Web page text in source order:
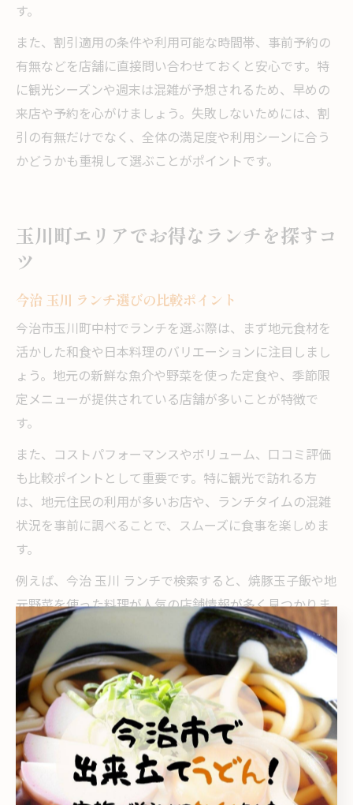
す。
また、割引適用の条件や利用可能な時間帯、事前予約の
有無などを店舗に直接問い合わせておくと安心です。特
に観光シーズンや週末は混雑が予想されるため、早めの
来店や予約を心がけましょう。失敗しないためには、割
引の有無だけでなく、全体の満足度や利用シーンに合う
かどうかも重視して選ぶことがポイントです。
玉川町エリアでお得なランチを探すコ
ツ
今治 玉川 ランチ選びの比較ポイント
今治市玉川町中村でランチを選ぶ際は、まず地元食材を
活かした和食や日本料理のバリエーションに注目しまし
ょう。地元の新鮮な魚介や野菜を使った定食や、季節限
定メニューが提供されている店舗が多いことが特徴で
す。
また、コストパフォーマンスやボリューム、口コミ評価
も比較ポイントとして重要です。特に観光で訪れる方
は、地元住民の利用が多いお店や、ランチタイムの混雑
状況を事前に調べることで、スムーズに食事を楽しめま
す。
例えば、今治 玉川 ランチで検索すると、焼豚玉子飯や地
元野菜を使った料理が人気の店舗情報が多く見つかりま
す。自分の好みや予算、利用シーンに合わせて比較し、
満足度の高いランチスポットを選ぶことが大切です。
お得なランチ情報の見つけ方とコツ
お得なランチ情報を見つけるには、まず地元のグルメサ
イトやレビューサイトを活用するのが効果的です。実際
の利用者の口コミや写真を参考にすることで、割引や特
典付きのランチメニューが掲載されている店舗を効率的